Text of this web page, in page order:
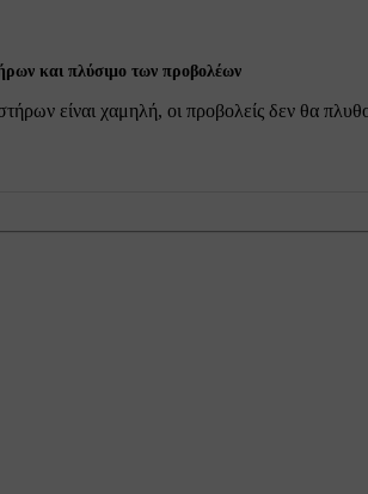
και πλύσιμο των προβολέων
είναι χαμηλή, οι προβολείς δεν θα